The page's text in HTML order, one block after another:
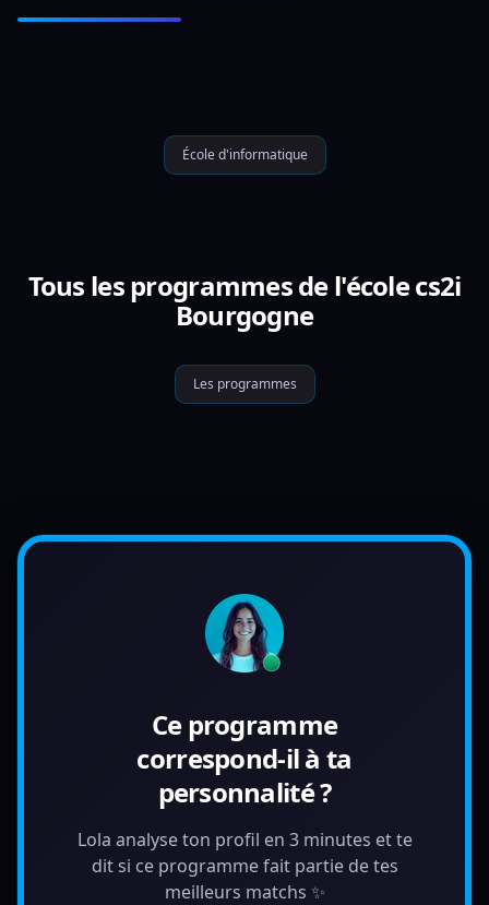
École d'informatique
Tous les programmes de l'école cs2i
Bourgogne
Les programmes
Ce programme
correspond-il à ta
personnalité ?
Lola analyse ton profil en 3 minutes et te
dit si ce programme fait partie de tes
meilleurs matchs ✨